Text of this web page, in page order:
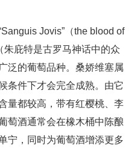
Jovis”（the blood of
朱庇特是古罗马神话中的众
泛的葡萄品种。桑娇维塞属
条件下才会完全成熟。由它
量都较高，带有红樱桃、李
萄酒通常会在橡木桶中陈酿
宁，同时为葡萄酒增添更多